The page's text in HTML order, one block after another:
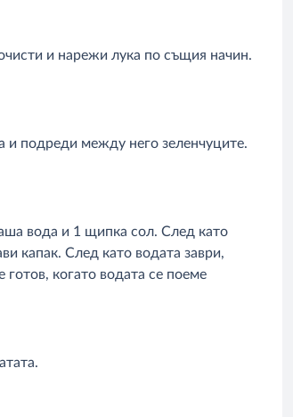
и нарежи лука по същия начин.
и подреди между него зеленчуците.
вода и 1 щипка сол. След като
капак. След като водата заври,
готов, когато водата се поеме